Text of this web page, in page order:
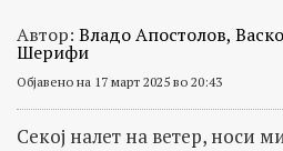
Автор: Владо Апостолов,
Шерифи
Објавено на 17 март 2025 во 20:43
Секој налет на ветер, носи